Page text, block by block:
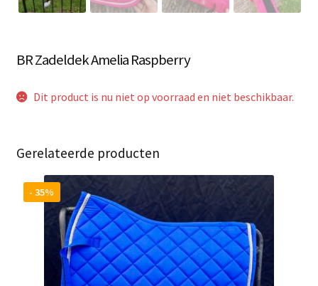
BR Zadeldek Amelia Raspberry
Dit product is nu niet op voorraad en niet beschikbaar.
Gerelateerde producten
- 35%